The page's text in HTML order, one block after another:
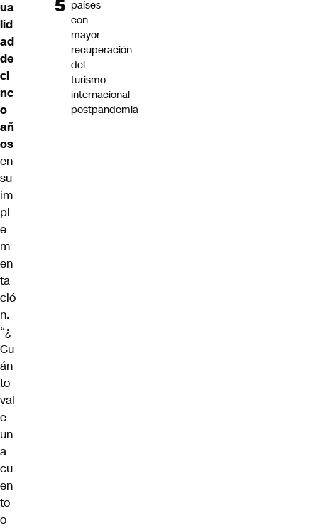
ua
lid
ad
de
ci
nc
o
añ
os
en
su
im
pl
e
m
en
ta
ció
n.
“¿
Cu
án
to
val
e
un
a
cu
en
to
o
países
con
mayor
recuperación
del
turismo
internacional
postpandemia